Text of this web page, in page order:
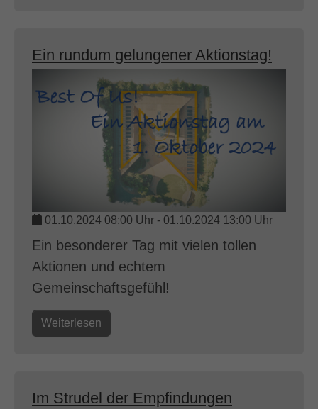
Ein rundum gelungener Aktionstag!
01.10.2024 08:00 Uhr - 01.10.2024 13:00 Uhr
Ein besonderer Tag mit vielen tollen
Aktionen und echtem
Gemeinschaftsgefühl!
Weiterlesen
Im Strudel der Empfindungen